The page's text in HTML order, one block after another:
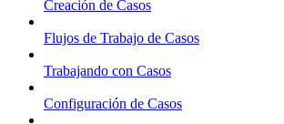
Creación de Casos
Flujos de Trabajo de Casos
Trabajando con Casos
Configuración de Casos